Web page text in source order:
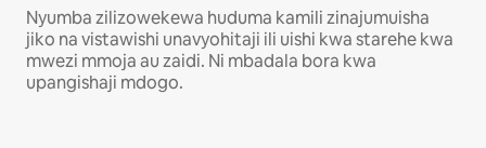
Nyumba zilizowekewa huduma kamili zinajumuisha
jiko na vistawishi unavyohitaji ili uishi kwa starehe kwa
mwezi mmoja au zaidi. Ni mbadala bora kwa
upangishaji mdogo.